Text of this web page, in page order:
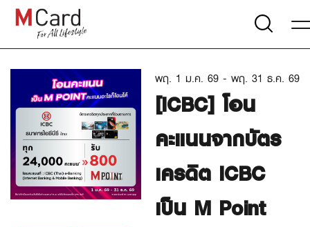
พฤ. 1 ม.ค. 69 - พฤ. 31 ธ.ค. 69
[ICBC] โอน
คะแนนจากบัตร
เครดิต ICBC
เป็น M Point